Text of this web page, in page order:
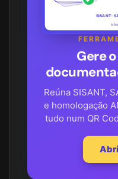
SISANT ·
Gere
Reúna SISANT,
e homologação
tudo num QR